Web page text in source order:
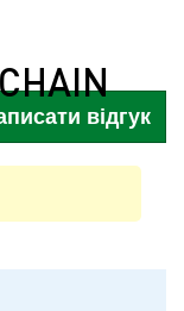
відгук